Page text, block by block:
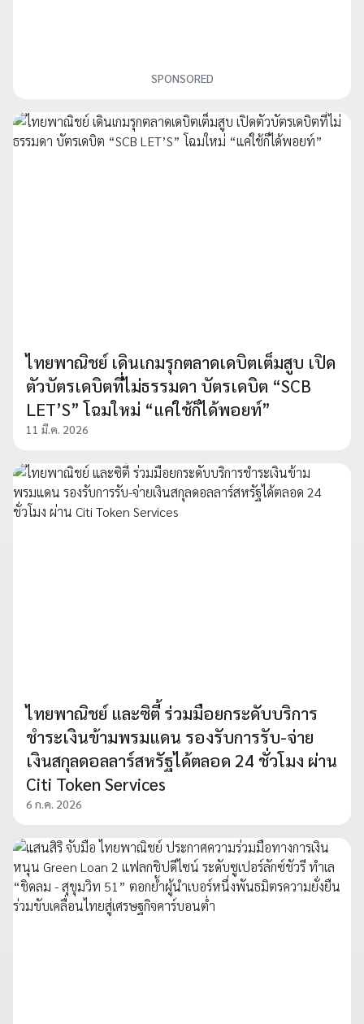
SPONSORED
ไทยพาณิชย์ เดินเกมรุกตลาดเดบิตเต็มสูบ เปิด
ตัวบัตรเดบิตที่ไม่ธรรมดา บัตรเดบิต “SCB
LET’S” โฉมใหม่ “แค่ใช้ก็ได้พอยท์”
11 มี.ค. 2026
ไทยพาณิชย์ และซิตี้ ร่วมมือยกระดับบริการ
ชำระเงินข้ามพรมแดน รองรับการรับ-จ่าย
เงินสกุลดอลลาร์สหรัฐได้ตลอด 24 ชั่วโมง ผ่าน
Citi Token Services
6 ก.ค. 2026